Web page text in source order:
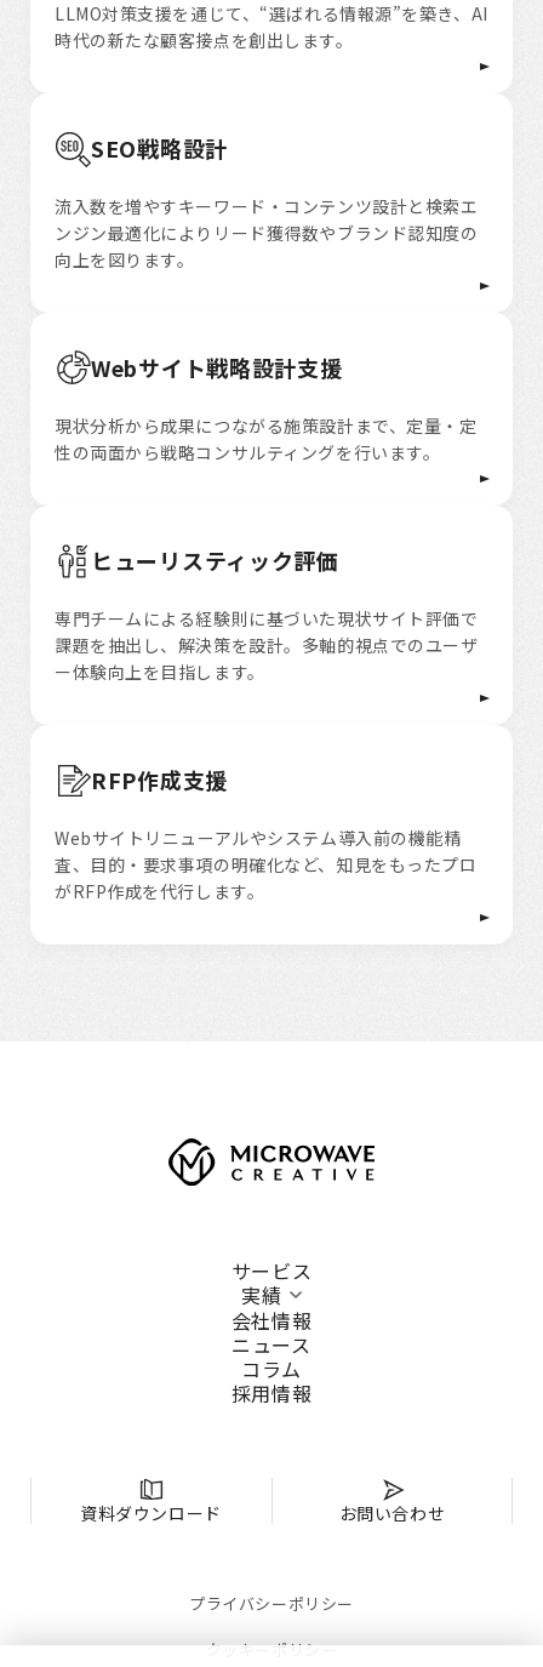
LLMO対策支援を通じて、“選ばれる情報源”を築き、AI
時代の新たな顧客接点を創出します。
SEO戦略設計
流入数を増やすキーワード・コンテンツ設計と検索エ
ンジン最適化によりリード獲得数やブランド認知度の
向上を図ります。
Webサイト戦略設計支援
現状分析から成果につながる施策設計まで、定量・定
性の両面から戦略コンサルティングを行います。
ヒューリスティック評価
専門チームによる経験則に基づいた現状サイト評価で
課題を抽出し、解決策を設計。多軸的視点でのユーザ
ー体験向上を目指します。
RFP作成支援
Webサイトリニューアルやシステム導入前の機能精
査、目的・要求事項の明確化など、知見をもったプロ
がRFP作成を代行します。
サービス
実績
会社情報
ニュース
コラム
採用情報
資料ダウンロード お問い合わせ
プライバシーポリシー
クッキーポリシー